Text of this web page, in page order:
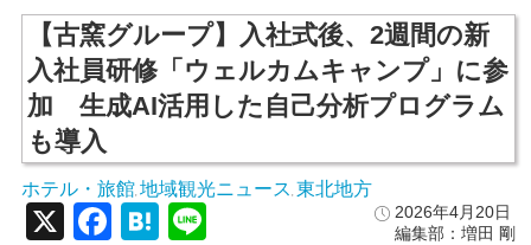
【古窯グループ】入社式後、2週間の新
入社員研修「ウェルカムキャンプ」に参
加 生成AI活用した自己分析プログラム
も導入
ホテル・旅館 地域観光ニュース 東北地方
2026年4月20日
編集部：増田 剛
X Facebook
Hatena